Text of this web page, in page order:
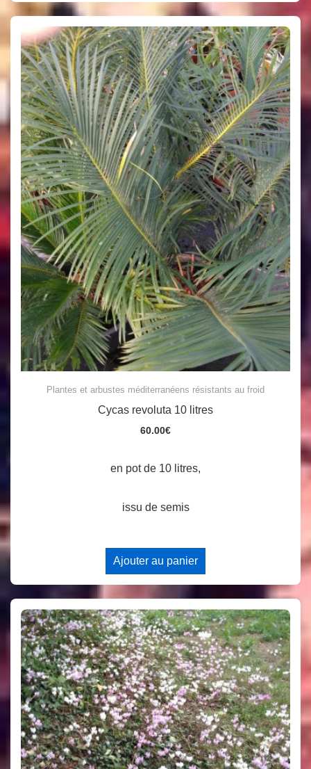
Plantes et arbustes méditerranéens résistants au froid
Cycas revoluta 10 litres
60.00€
en pot de 10 litres,
issu de semis
Ajouter au panier